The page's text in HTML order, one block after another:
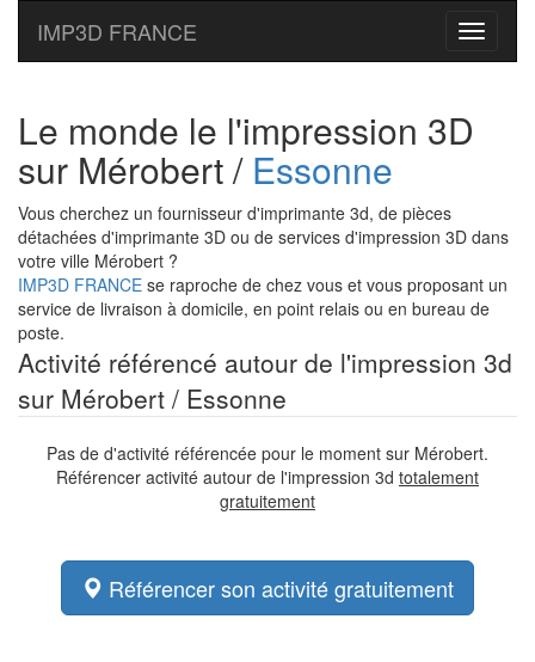
Toggle
IMP3D FRANCE
Le monde le l'impression 3D
sur Mérobert / Essonne
Vous cherchez un fournisseur d'imprimante 3d, de pièces
détachées d'imprimante 3D ou de services d'impression 3D dans
votre ville Mérobert ?
IMP3D FRANCE se raproche de chez vous et vous proposant un
service de livraison à domicile, en point relais ou en bureau de
poste.
Activité référencé autour de l'impression 3d
sur Mérobert / Essonne
Pas de d'activité référencée pour le moment sur Mérobert.
Référencer activité autour de l'impression 3d totalement
gratuitement
Référencer son activité gratuitement